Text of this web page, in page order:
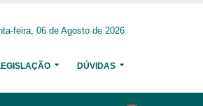
feira, 06 de Agosto de 2026
DÚVIDAS